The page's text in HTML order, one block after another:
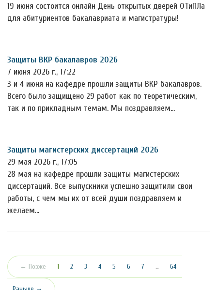
19 июня состоится онлайн День открытых дверей ОТиПЛа
для абитуриентов бакалавриата и магистратуры!
Защиты ВКР бакалавров 2026
7 июня 2026 г., 17:22
3 и 4 июня на кафедре прошли защиты ВКР бакалавров.
Всего было защищено 29 работ как по теоретическим,
так и по прикладным темам. Мы поздравляем…
Защиты магистерских диссертаций 2026
29 мая 2026 г., 17:05
28 мая на кафедре прошли защиты магистерских
диссертаций. Все выпускники успешно защитили свои
работы, с чем мы их от всей души поздравляем и
желаем…
← Позже 1 (текущая)
2 3 4 5 6 7 … 64